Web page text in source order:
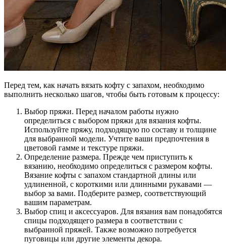
Перед тем, как начать вязать кофту с запахом, необходимо
выполнить несколько шагов, чтобы быть готовым к процессу:
Выбор пряжи. Перед началом работы нужно
определиться с выбором пряжи для вязания кофты.
Используйте пряжу, подходящую по составу и толщине
для выбранной модели. Учтите ваши предпочтения в
цветовой гамме и текстуре пряжи.
Определение размера. Прежде чем приступить к
вязанию, необходимо определиться с размером кофты.
Вязание кофты с запахом стандартной длины или
удлиненной, с короткими или длинными рукавами —
выбор за вами. Подберите размер, соответствующий
вашим параметрам.
Выбор спиц и аксессуаров. Для вязания вам понадобятся
спицы подходящего размера в соответствии с
выбранной пряжей. Также возможно потребуется
пуговицы или другие элементы декора.